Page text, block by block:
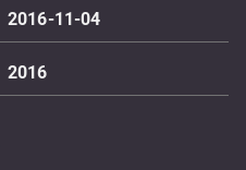
2016-11-04
2016